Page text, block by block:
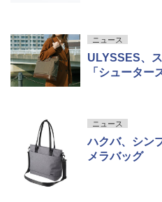
ニュース
ULYSSES、
「シューター
ニュース
ハクバ、シン
メラバッグ